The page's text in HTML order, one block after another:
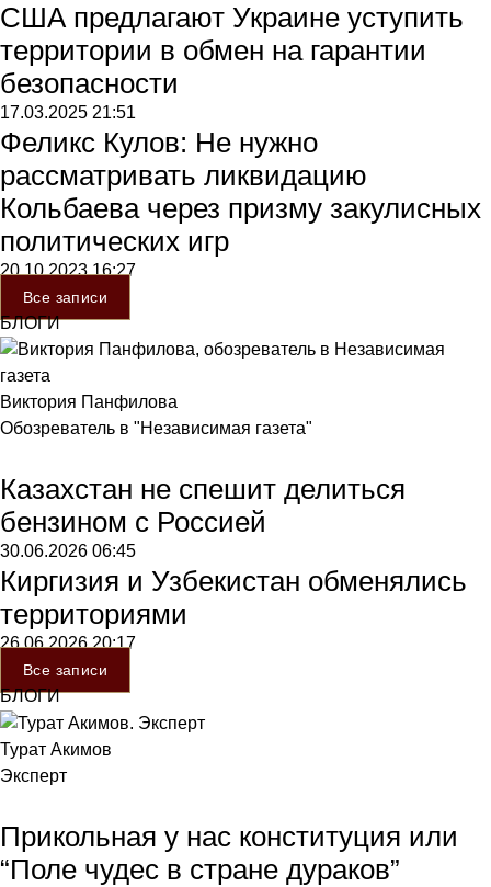
США предлагают Украине уступить
территории в обмен на гарантии
безопасности
17.03.2025 21:51
Феликс Кулов: Не нужно
рассматривать ликвидацию
Кольбаева через призму закулисных
политических игр
20.10.202316:27
Все записи
БЛОГИ
Виктория Панфилова
Обозреватель в "Независимая газета"
Казахстан не спешит делиться
бензином с Россией
30.06.2026 06:45
Киргизия и Узбекистан обменялись
территориями
26.06.202620:17
Все записи
БЛОГИ
Турат Акимов
Эксперт
Прикольная у нас конституция или
“Поле чудес в стране дураков”